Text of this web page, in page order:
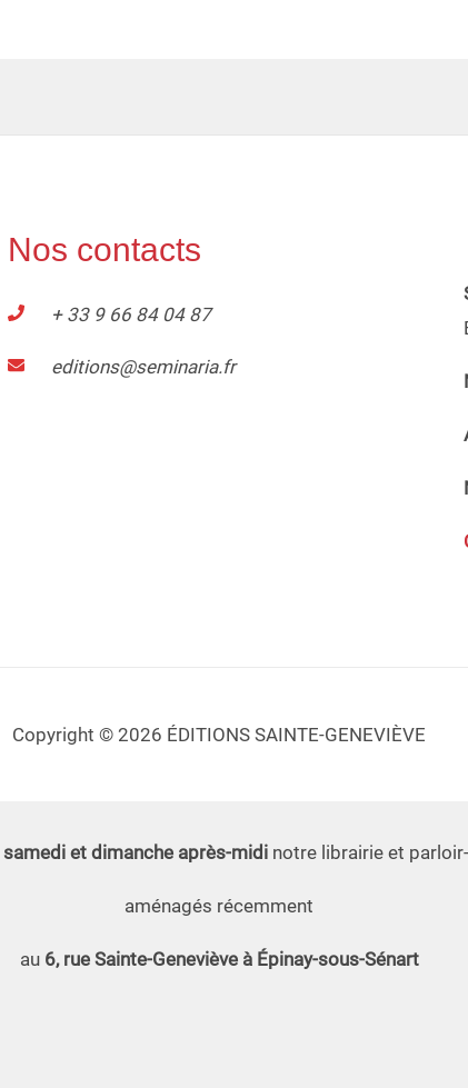
Nos contacts
+ 33 9 66 84 04 87
editions@seminaria.fr
Copyright © 2026 ÉDITIONS SAINTE-GENEVIÈVE
samedi et dimanche après-midinotre librairie et
aménagés récemment
au 6, rue Sainte-Geneviève à Épinay-sous-Sénart